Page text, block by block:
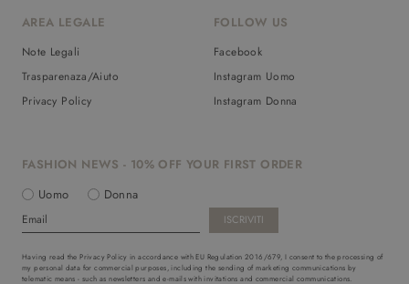
AREA LEGALE
Note Legali
Trasparenaza/Aiuto
Privacy Policy
FOLLOW US
Facebook
Instagram Uomo
Instagram Donna
FASHION NEWS - 10% OFF YOUR FIRST ORDER
Uomo
Donna
Having read the Privacy Policy in accordance with EU Regulation 2016/679, I consent to the processing of
my personal data for commercial purposes, including the sending of marketing communications by
telematic means - such as newsletters and e-mails with invitations and commercial communications.